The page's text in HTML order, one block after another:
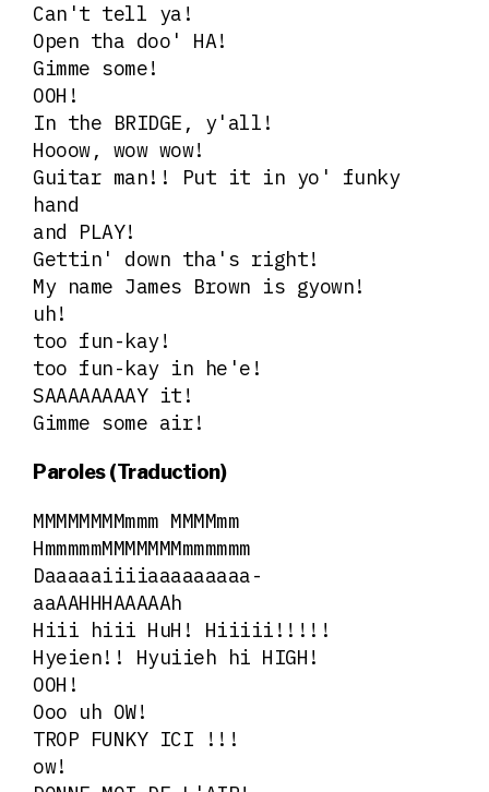
Can't tell ya!
Open tha doo' HA!
Gimme some!
OOH!
In the BRIDGE, y'all!
Hooow, wow wow!
Guitar man!! Put it in yo' funky
hand
and PLAY!
Gettin' down tha's right!
My name James Brown is gyown!
uh!
too fun-kay!
too fun-kay in he'e!
SAAAAAAAAY it!
Gimme some air!
Paroles (Traduction)
MMMMMMMMmmm MMMMmm
HmmmmmMMMMMMMmmmmmm
Daaaaaiiiiaaaaaaaaa-
aaAAHHHAAAAAh
Hiii hiii HuH! Hiiiii!!!!!
Hyeien!! Hyuiieh hi HIGH!
OOH!
Ooo uh OW!
TROP FUNKY ICI !!!
ow!